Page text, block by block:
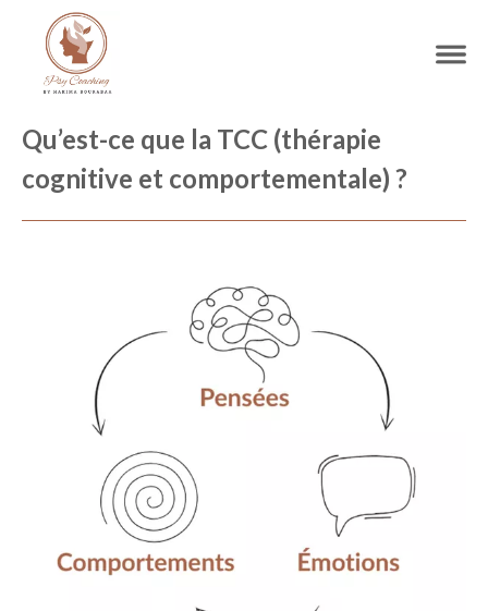
Qu’est-ce que la TCC (thérapie
cognitive et comportementale) ?